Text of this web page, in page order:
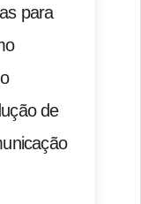
para
de